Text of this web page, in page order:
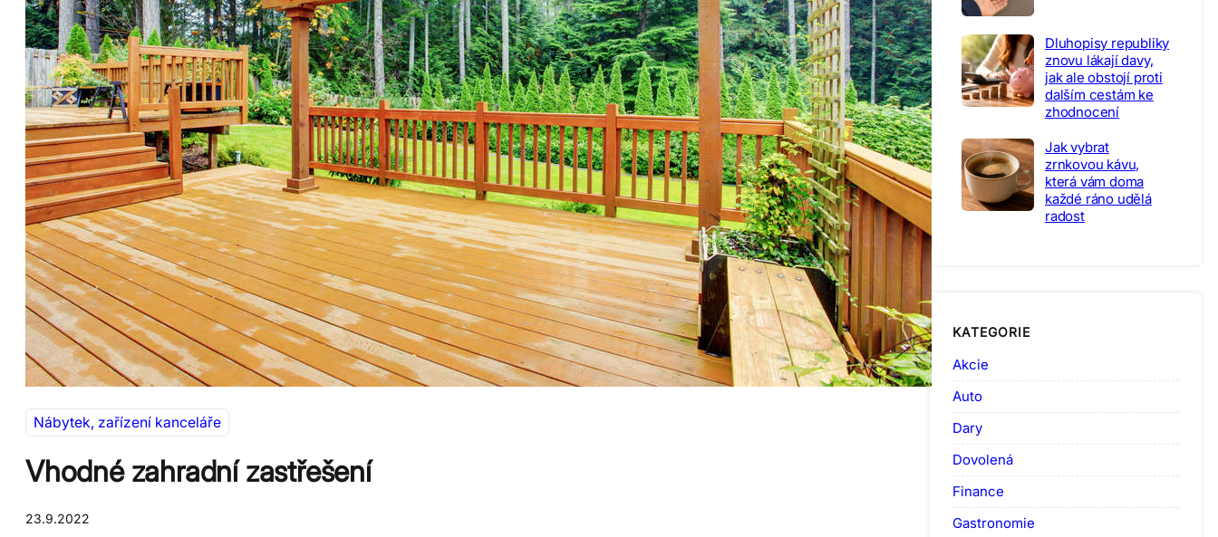
Nábytek, zařízení kanceláře
Vhodné zahradní zastřešení
23.9.2022
Dluhopisy republiky
znovu lákají davy,
jak ale obstojí proti
dalším cestám ke
zhodnocení
Jak vybrat
zrnkovou kávu,
která vám doma
každé ráno udělá
radost
KATEGORIE
Akcie
Auto
Dary
Dovolená
Finance
Gastronomie